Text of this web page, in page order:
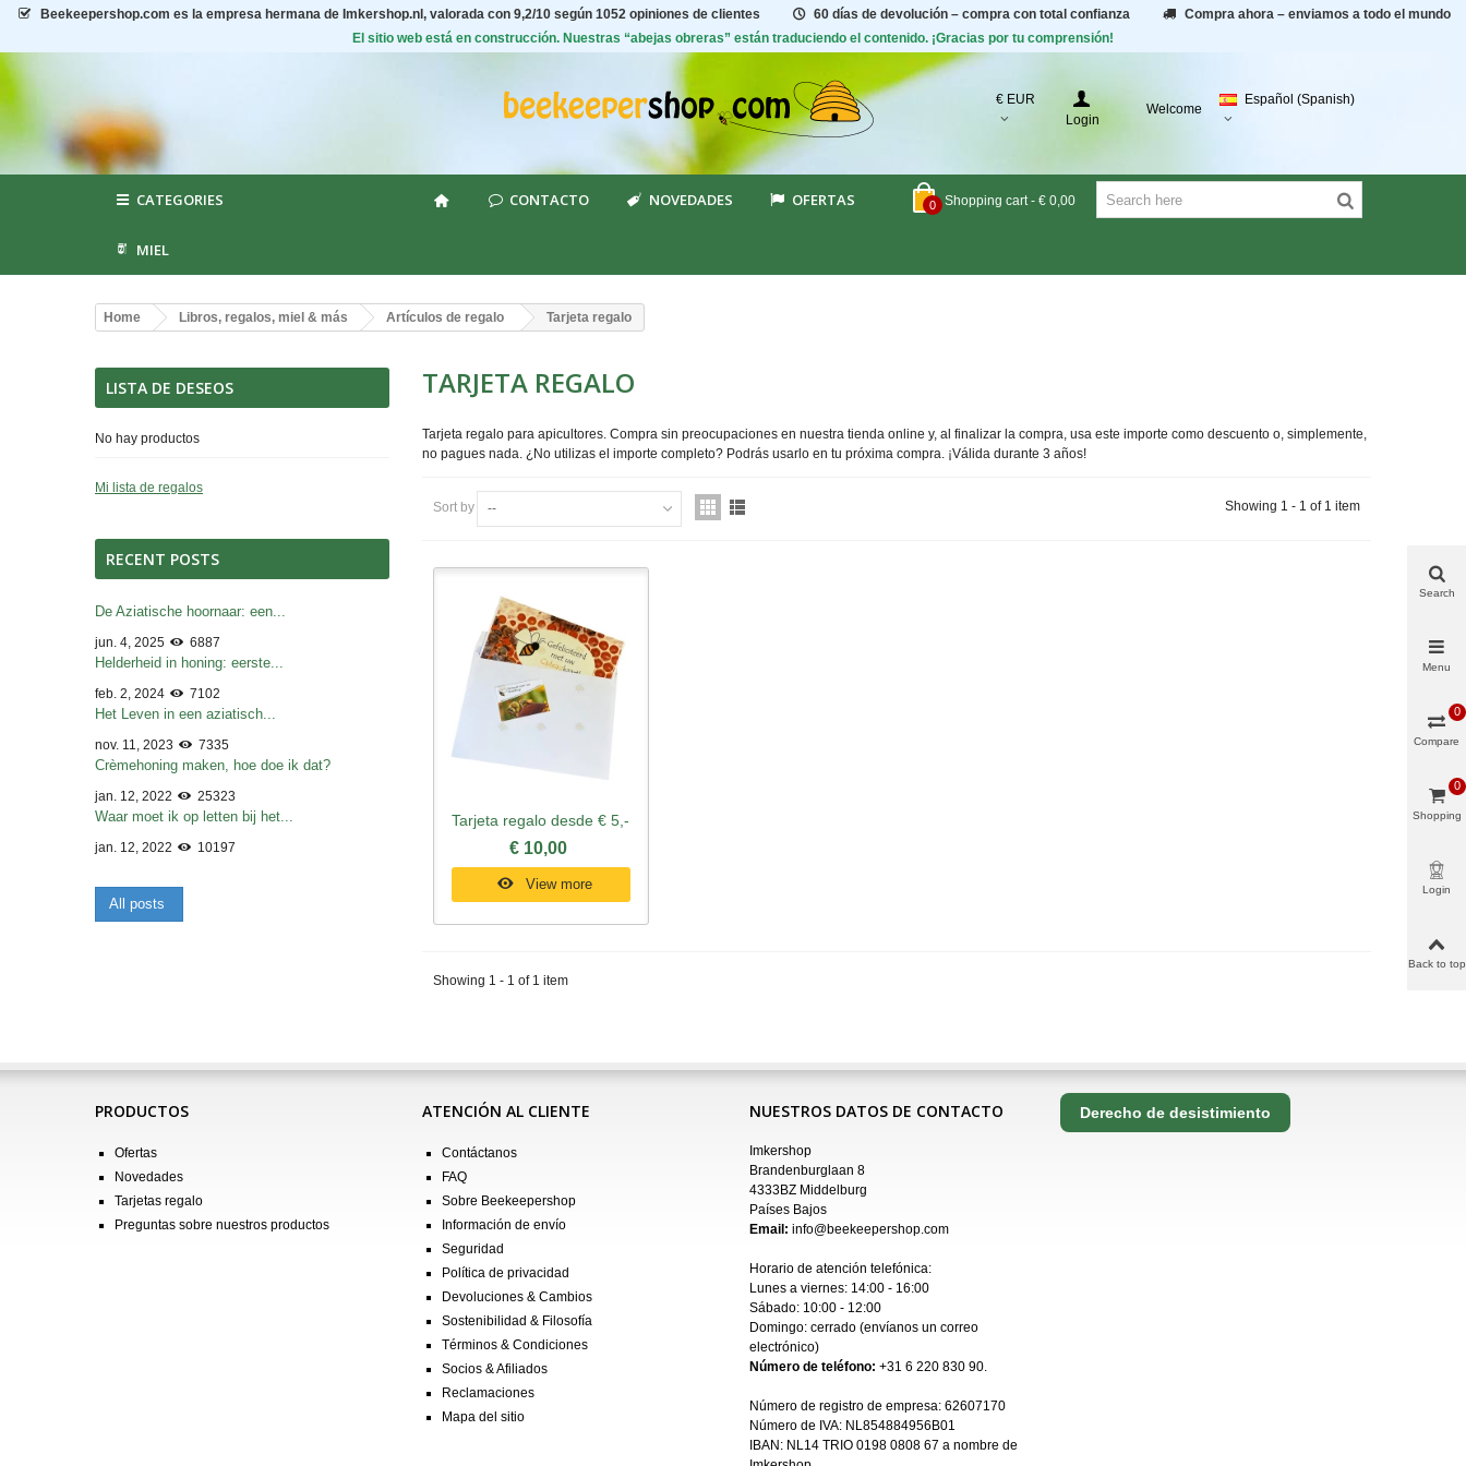
Beekeepershop.com es la empresa hermana de Imkershop.nl, valorada con 9,2/10 según 1052 opiniones de clientes 60 días de devolución – compra con total confianza
Compra ahora – enviamos a todo el mundo
El sitio web está en construcción. Nuestras “abejas obreras” están traduciendo el contenido. ¡Gracias por tu comprensión!
€ EUR
Login
Welcome
Español (Spanish)
0 Shopping cart - € 0,00
CATEGORIES CONTACTO NOVEDADES OFERTAS
MIEL
Home Libros, regalos, miel & más Artículos de regalo Tarjeta regalo
LISTA DE DESEOS
No hay productos
Mi lista de regalos
RECENT POSTS
De Aziatische hoornaar: een...
jun. 4, 2025 6887
Helderheid in honing: eerste...
feb. 2, 2024 7102
Het Leven in een aziatisch...
nov. 11, 2023 7335
Crèmehoning maken, hoe doe ik dat?
jan. 12, 2022 25323
Waar moet ik op letten bij het...
jan. 12, 2022 10197
All posts
TARJETA REGALO
Tarjeta regalo para apicultores. Compra sin preocupaciones en nuestra tienda online y, al finalizar la compra, usa este importe como descuento o, simplemente,
no pagues nada. ¿No utilizas el importe completo? Podrás usarlo en tu próxima compra. ¡Válida durante 3 años!
Sort by -- Showing 1 - 1 of 1 item
Quick view
Tarjeta regalo desde € 5,-
€ 10,00
View more
Showing 1 - 1 of 1 item
PRODUCTOS
Ofertas
Novedades
Tarjetas regalo
Preguntas sobre nuestros productos
ATENCIÓN AL CLIENTE
Contáctanos
FAQ
Sobre Beekeepershop
Información de envío
Seguridad
Política de privacidad
Devoluciones & Cambios
Sostenibilidad & Filosofía
Términos & Condiciones
Socios & Afiliados
Reclamaciones
Mapa del sitio
NUESTROS DATOS DE CONTACTO
Imkershop
Brandenburglaan 8
4333BZ Middelburg
Países Bajos
Email: info@beekeepershop.com
Horario de atención telefónica:
Lunes a viernes: 14:00 - 16:00
Sábado: 10:00 - 12:00
Domingo: cerrado (envíanos un correo
electrónico)
Número de teléfono: +31 6 220 830 90.
Número de registro de empresa: 62607170
Número de IVA: NL854884956B01
IBAN: NL14 TRIO 0198 0808 67 a nombre de
Derecho de desistimiento
Search
Menu
Compare
0
Shopping
0
Login
Back to top